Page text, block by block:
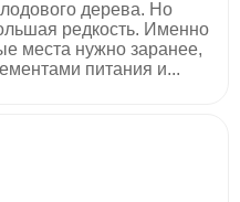
дерева. Но
редкость. Именно
места нужно заранее,
питания и...